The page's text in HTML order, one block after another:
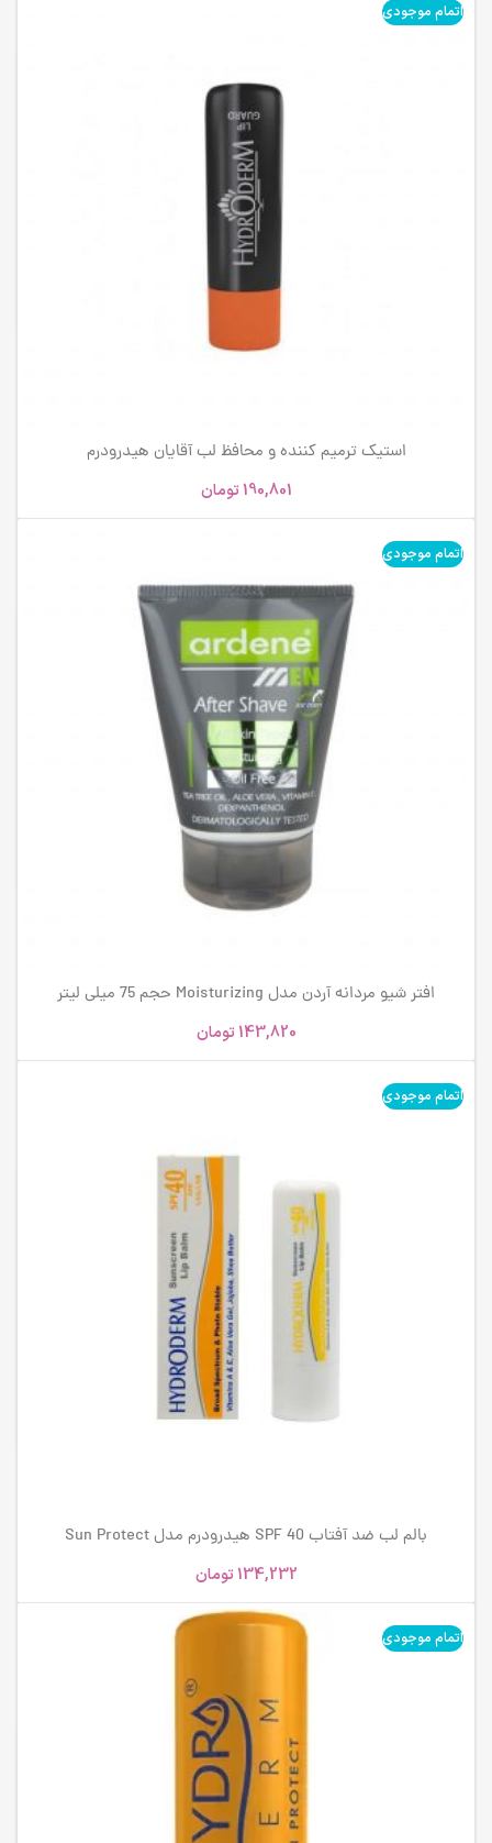
اتمام موجودی
استیک ترمیم کننده و محافظ لب آقایان هیدرودرم
190,801تومان
اتمام موجودی
افتر شیو مردانه آردن مدل Moisturizing حجم 75 میلی لیتر
143,820تومان
اتمام موجودی
بالم لب ضد آفتاب SPF 40 هیدرودرم مدل Sun Protect
134,232تومان
اتمام موجودی